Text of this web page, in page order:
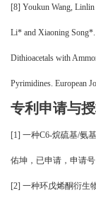
[8] Youkun Wang,
Li* and Xiaoning
Dithioacetals with
Pyrimidines. European
专利申请与授
[1] 一种C6-烷硫基/氨
佑坤 ，已申请，申请号
[2] 一种环戊烯酮衍生